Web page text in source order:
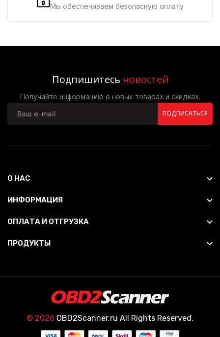
Мы обеспечиваем безопасную оплату
Подпишитесь новостей
Получайте информацию о новых товарах и скидках.
ПОДПИСАТЬСЯ
О НАС
ИНФОРМАЦИЯ
ОПЛАТА И ОТГРУЗКА
ПРОДУКТЫ
© 2026 OBD2Scanner.ru All Rights Reserved.